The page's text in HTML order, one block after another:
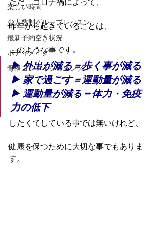
楽しい時間
少人数制グループレッスン
最新予約空き状況
ボディメイク
骨格コンディショニング
ただ、コロナ禍によって、
昨年から起きていることは、
このような事です。
▶︎ 外出が減る＝歩く事が減る
▶︎ 家で過ごす＝運動量が減る
▶︎ 運動量が減る＝体力・免疫
力の低下
したくてしている事では無いけれど、
健康を保つために大切な事でもありま
す。